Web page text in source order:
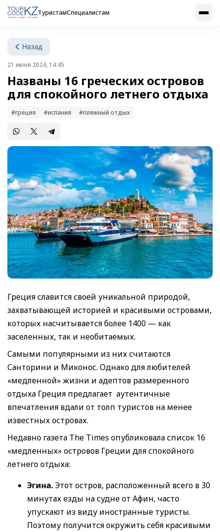
ТуристамСпециалистам
Назад
21 июня 2024, 14:45
Названы 16 греческих островов
для спокойного летнего отдыха
#греция #испания #пляжный отдых
Греция славится своей уникальной природой,
захватывающей историей и красивыми островами,
которых насчитывается более 1400 — как
заселенных, так и необитаемых.
Самыми популярными из них считаются
Санторини и Миконос. Однако для любителей
«медленной» жизни и адептов размеренного
отдыха Греция предлагает аутентичные
впечатления вдали от толп туристов на менее
известных островах.
Недавно газета The Times опубликовала список 16
«медленных» островов Греции для спокойного
летнего отдыха:
Эгина.Этот остров, расположенный всего в 30
минутах езды на судне от Афин, часто
упускают из виду иностранные туристы.
Поэтому получится окружить себя красивыми